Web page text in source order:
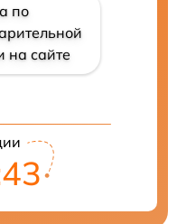
по
на сайте